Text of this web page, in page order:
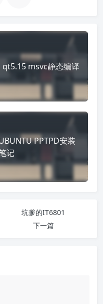
qt5.15 msvc静态编译
PPTPD安装
记
坑爹的IT6801
下一篇